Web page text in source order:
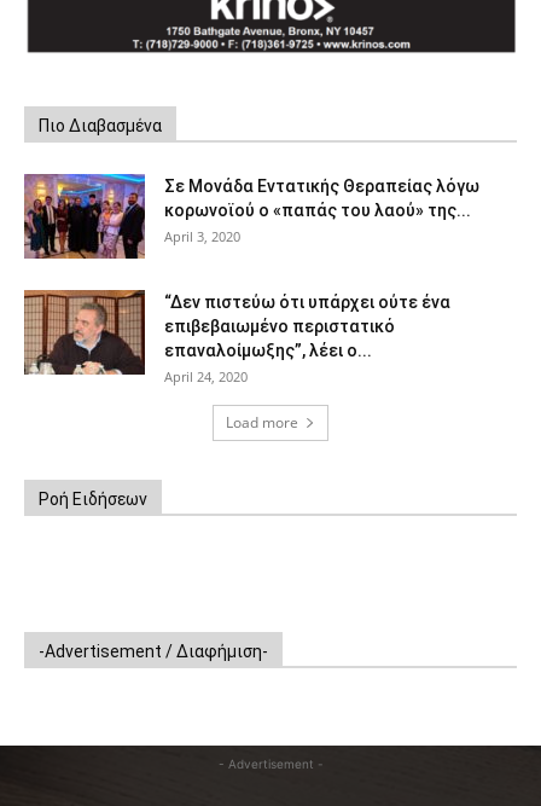
Πιο Διαβασμένα
Σε Μονάδα Εντατικής Θεραπείας λόγω
κορωνοϊού ο «παπάς του λαού» της...
April 3, 2020
“Δεν πιστεύω ότι υπάρχει ούτε ένα
επιβεβαιωμένο περιστατικό
επαναλοίμωξης”, λέει ο...
April 24, 2020
Load more
Ροή Ειδήσεων
-Advertisement / Διαφήμιση-
- Advertisement -